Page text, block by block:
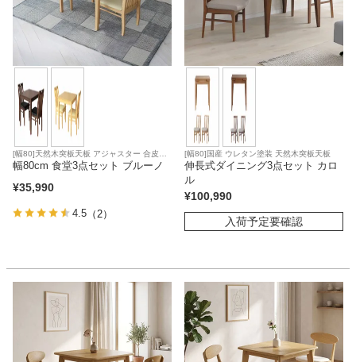
[幅80]天然木突板天板 アジャスター 合皮座
面
幅80cm 食堂3点セット ブルーノ
¥35,990
4.5 （2）
[幅80]国産 ウレタン塗装 天然木突板天板
伸長式ダイニング3点セット カロ
ル
¥100,990
入荷予定要確認